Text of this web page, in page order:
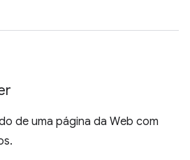
de uma página da Web com